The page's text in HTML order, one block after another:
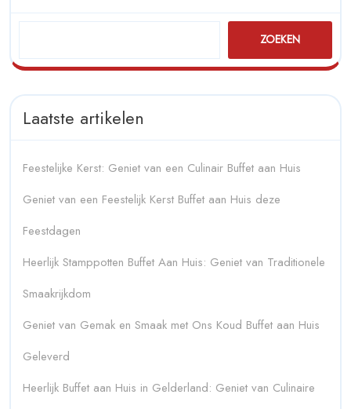
ZOEKEN
Laatste artikelen
Feestelijke Kerst: Geniet van een Culinair Buffet aan Huis
Geniet van een Feestelijk Kerst Buffet aan Huis deze
Feestdagen
Heerlijk Stamppotten Buffet Aan Huis: Geniet van Traditionele
Smaakrijkdom
Geniet van Gemak en Smaak met Ons Koud Buffet aan Huis
Geleverd
Heerlijk Buffet aan Huis in Gelderland: Geniet van Culinaire